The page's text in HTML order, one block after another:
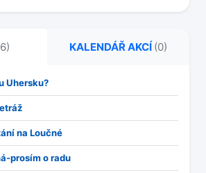
KALENDÁŘ AKCÍ (0)
Uhersku?
na Loučné
prosím o radu